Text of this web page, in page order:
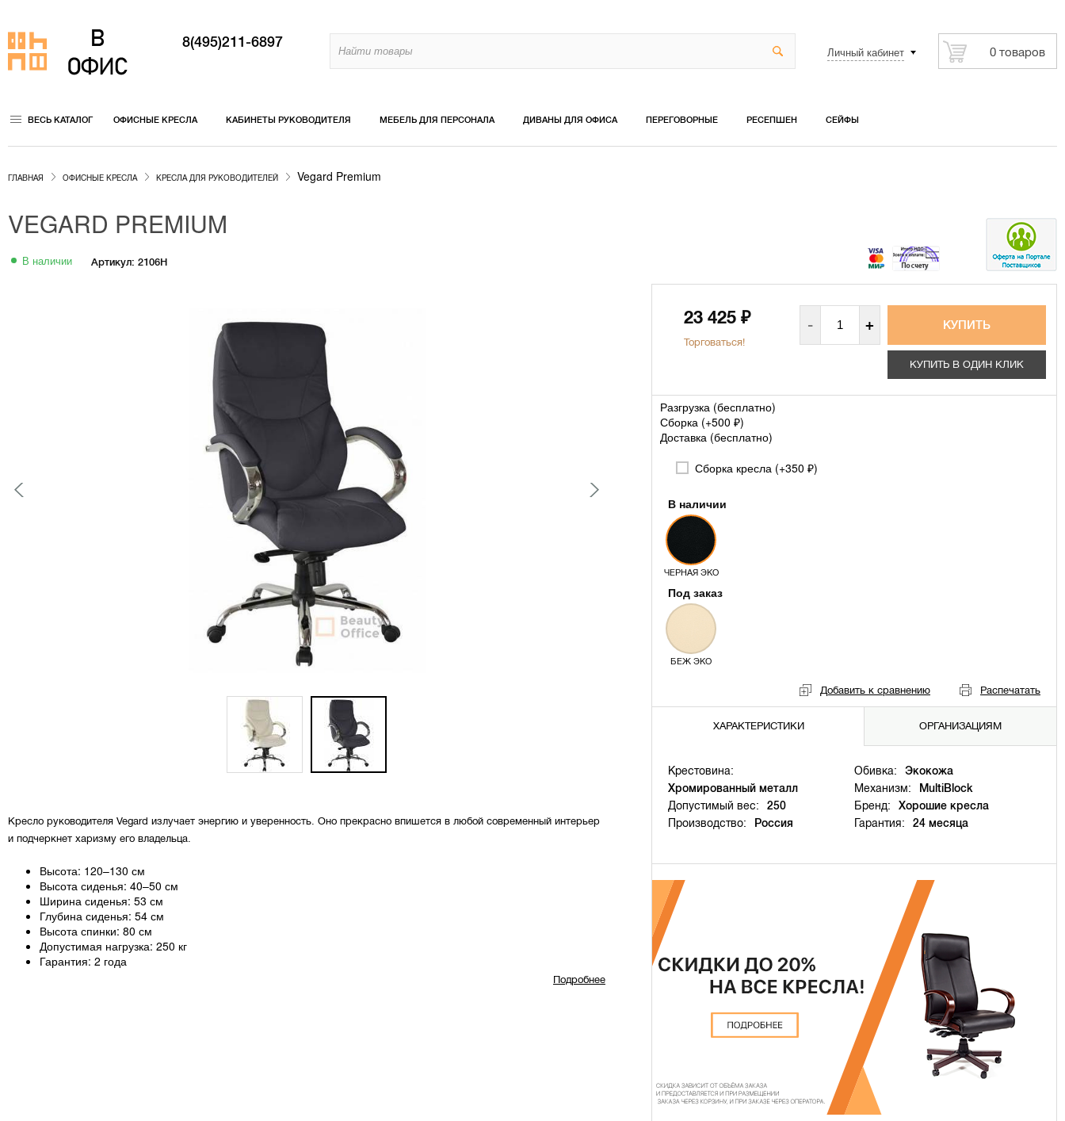
8(495)211-6897
Личный кабинет 0 товаров
ВЕСЬ КАТАЛОГ ОФИСНЫЕ КРЕСЛА КАБИНЕТЫ РУКОВОДИТЕЛЯ МЕБЕЛЬ ДЛЯ ПЕРСОНАЛА ДИВАНЫ ДЛЯ ОФИСА ПЕРЕГОВОРНЫЕ РЕСЕПШЕН СЕЙФЫ
ГЛАВНАЯ ОФИСНЫЕ КРЕСЛА КРЕСЛА ДЛЯ РУКОВОДИТЕЛЕЙ Vegard Premium
VEGARD PREMIUM
В наличии Артикул: 2106H
23 425 ₽
Торговаться!
- +
КУПИТЬ В ОДИН КЛИК
Разгрузка (бесплатно)
Сборка (+500 ₽)
Доставка (бесплатно)
Сборка кресла (+350 ₽)
В наличии
ЧЕРНАЯ ЭКО
Под заказ
БЕЖ ЭКО
Добавить к сравнению Распечатать
ХАРАКТЕРИСТИКИ ОРГАНИЗАЦИЯМ
Крестовина:
Хромированный металл
Обивка:
Экокожа
Механизм:
MultiBlock
Допустимый вес:
250 Бренд:
Хорошие кресла
Производство:
Россия Гарантия: 24 месяца
Кресло руководителя Vegard излучает энергию и уверенность. Оно прекрасно впишется в любой современный интерьер
и подчеркнет харизму его владельца.
Высота: 120–130 см
Высота сиденья: 40–50 см
Ширина сиденья: 53 см
Глубина сиденья: 54 см
Высота спинки: 80 см
Допустимая нагрузка: 250 кг
Гарантия: 2 года
Подробнее